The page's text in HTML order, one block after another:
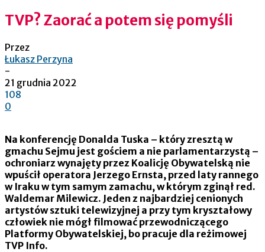
TVP? Zaorać a potem się pomyśli
Przez
Łukasz Perzyna
-
21 grudnia 2022
108
0
Na konferencję Donalda Tuska – który zresztą w
gmachu Sejmu jest gościem a nie parlamentarzystą –
ochroniarz wynajęty przez Koalicję Obywatelską nie
wpuścił operatora Jerzego Ernsta, przed laty rannego
w Iraku w tym samym zamachu, w którym zginął red.
Waldemar Milewicz. Jeden z najbardziej cenionych
artystów sztuki telewizyjnej a przy tym kryształowy
człowiek nie mógł filmować przewodniczącego
Platformy Obywatelskiej, bo pracuje dla reżimowej
TVP Info.